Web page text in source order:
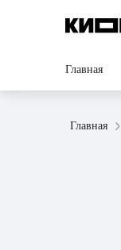
Главная
Главная